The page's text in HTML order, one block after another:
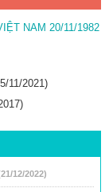
NAM 20/11/1982
11/2021)
12/2022)